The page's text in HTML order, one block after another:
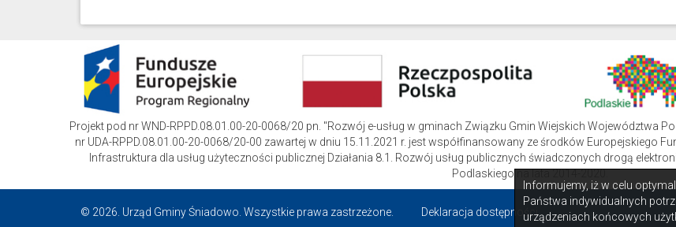
Informujemy, iż w celu
Państwa indywidualnych
urządzeniach końcowych
Projekt pod nr WND-RPPD.08.01.00-20-0068/20 pn. "Rozwój e-usług w gminach Związku Gmin Wiejskich Województwa
nr UDA-RPPD.08.01.00-20-0068/20-00 zawartej w dniu 15.11.2021 r. jest współfinansowany ze środków Europejskiego
Infrastruktura dla usług użyteczności publicznej Działania 8.1. Rozwój usług publicznych świadczonych drogą
Podlaskiego na lata 2014-2020.
© 2026. Urząd Gminy Śniadowo. Wszystkie prawa zastrzeżone. Deklaracja dostępności